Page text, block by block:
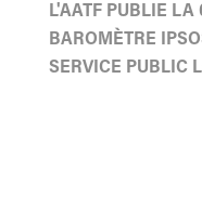
L'AATF PUBLIE LA
BAROMÈTRE
SERVICE PUBLIC